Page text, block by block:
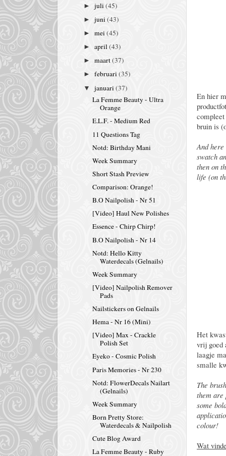
En hier
bruin is
And
swatch
then on
life (on
Het
vrij goed
laagje
smalle
The
them
some
colour!
Wat
►juli(45)
►juni(43)
►mei(45)
►april(43)
►maart(37)
►februari(35)
▼januari(37)
La Femme Beauty - Ultra
Orange
E.L.F. - Medium Red
11 Questions Tag
Notd: Birthday Mani
Week Summary
Short Stash Preview
Comparison: Orange!
B.O Nailpolish - Nr 51
[Video] Haul New Polishes
Essence - Chirp Chirp!
B.O Nailpolish - Nr 14
Notd: Hello Kitty
Waterdecals (Gelnails)
Week Summary
[Video] Nailpolish Remover
Pads
Nailstickers on Gelnails
Hema - Nr 16 (Mini)
[Video] Max - Crackle
Polish Set
Eyeko - Cosmic Polish
Paris Memories - Nr 230
Notd: FlowerDecals Nailart
(Gelnails)
Week Summary
Born Pretty Store:
Waterdecals & Nailpolish
Cute Blog Award
La Femme Beauty - Ruby